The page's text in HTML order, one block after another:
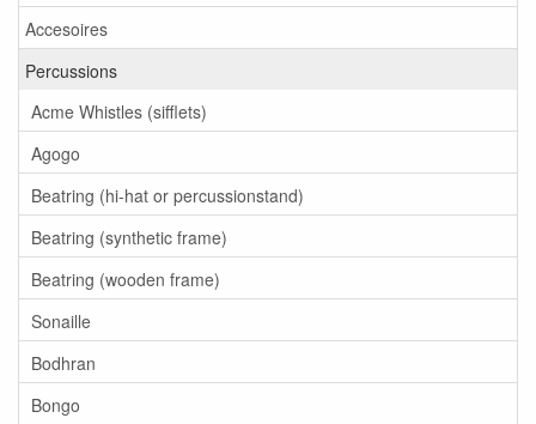
Accesoires
Percussions
Acme Whistles (sifflets)
Agogo
Beatring (hi-hat or percussionstand)
Beatring (synthetic frame)
Beatring (wooden frame)
Sonaille
Bodhran
Bongo